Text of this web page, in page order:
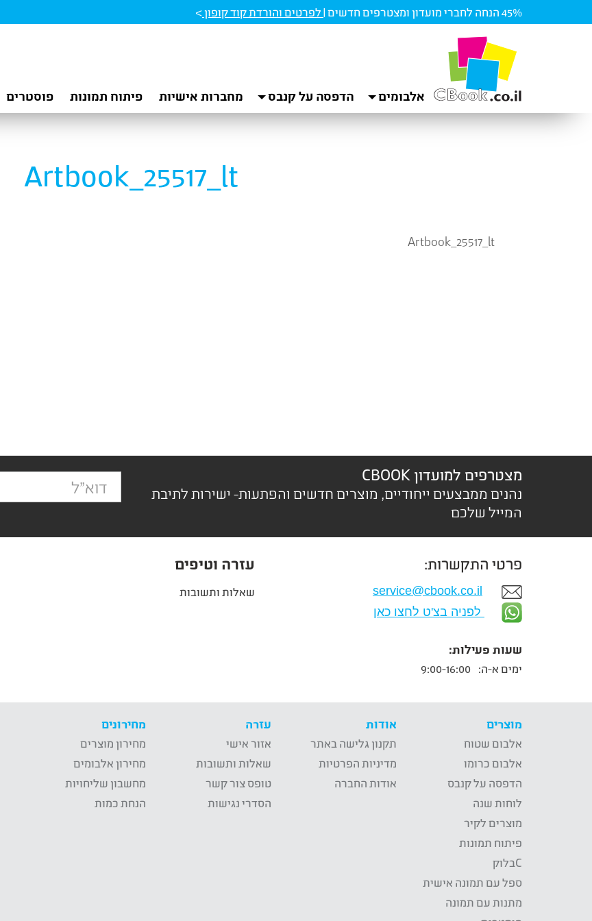
45% הנחה לחברי מועדון ומצטרפים חדשים | לפרטים והורדת קוד קופון>
אלבומים הדפסה על קנבס מחברות אישיות פיתוח תמונות פוסטרים
Artbook_25517_lt
Artbook_25517_lt
מצטרפים למועדון CBOOK
נהנים ממבצעים ייחודיים, מוצרים חדשים והפתעות- ישירות לתיבת
המייל שלכם
פרטי התקשרות:
service@cbook.co.il
לפניה בצ'ט לחצו כאן
שעות פעילות:
ימים א-ה:
עזרה וטיפים
שאלות ותשובות
מוצרים
אלבום שטוח
אלבום כרומו
הדפסה על קנבס
לוחות שנה
מוצרים לקיר
פיתוח תמונות
Cבלוק
ספל עם תמונה אישית
מתנות עם תמונה
אודות
תקנון גלישה באתר
מדיניות הפרטיות
אודות החברה
עזרה
אזור אישי
שאלות ותשובות
טופס צור קשר
הסדרי נגישות
מחירונים
מחירון מוצרים
מחירון אלבומים
מחשבון שליחויות
הנחת כמות